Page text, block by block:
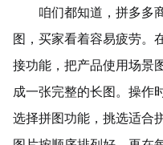
咱们都知道，拼多多商
图，买家看着容易疲劳。
接功能，把产品使用场景
成一张完整的长图。操作
选择拼图功能，挑选适合